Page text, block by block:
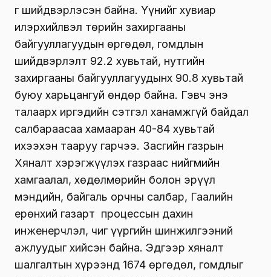
г шийдвэрлэсэн байна. Үүнийг хувиар
илэрхийлвэл төрийн захиргааны
байгууллагуудын өргөдөл, гомдлын
шийдвэрлэлт 92.2 хувьтай, нутгийн
захиргааны байгууллагуудынх 90.8 хувьтай
буюу харьцангуй өндөр байна. Гэвч энэ
талаарх иргэдийн сэтгэл ханамжгүй байдал
салбараасаа хамааран 40-84 хувьтай
ихээхэн тааруу гарчээ. Засгийн газрын
Хяналт хэрэгжүүлэх газраас нийгмийн
хамгаалал, хөдөлмөрийн болон эрүүл
мэндийн, байгаль орчны салбар, Гаалийн
ерөнхий газарт процессын дахин
инженерчлэл, чиг үүргийн шинжилгээний
ажлуудыг хийсэн байна. Эдгээр хяналт
шалгалтын хүрээнд 1674 өргөдөл, гомдлыг